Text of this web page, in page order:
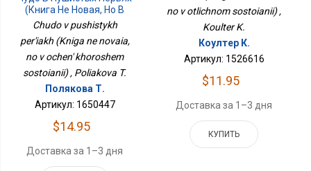
(Книга Не Новая, Но В
Очень Хорошем
Состоянии)
Chudo v pushistykh
per'iakh (Kniga ne novaia,
no v ochen' khoroshem
sostoianii) , Poliakova T.
Полякова Т.
Артикул: 1650447
$14.95
Доставка за 1–3 дня
no v otlichnom sostoianii) ,
Koulter K.
Коултер К.
Артикул: 1526616
$11.95
Доставка за 1–3 дня
КУПИТЬ